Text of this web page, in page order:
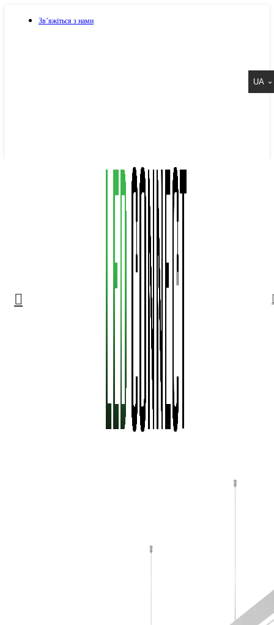
Зв’яжіться з нами
UA